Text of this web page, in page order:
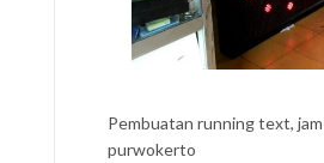
Pembuatan running text,
purwokerto